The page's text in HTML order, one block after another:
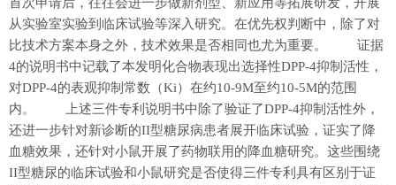
首次申请后，往往会进一步做新剂型、新应用等拓展研发，开展
从实验室实验到临床试验等深入研究。在优先权判断中，除了对
比技术方案本身之外，技术效果是否相同也尤为重要。 证据
4的说明书中记载了本发明化合物表现出选择性DPP-4抑制活性，
对DPP-4的表观抑制常数（Ki）在约10-9M至约10-5M的范围
内。 上述三件专利说明书中除了验证了DPP-4抑制活性外，
还进一步针对新诊断的II型糖尿病患者展开临床试验，证实了降
血糖效果，还针对小鼠开展了药物联用的降血糖研究。这些围绕
II型糖尿的临床试验和小鼠研究是否使得三件专利具有区别于证